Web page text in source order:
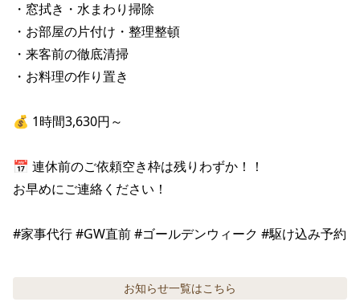
・窓拭き・水まわり掃除
・お部屋の片付け・整理整頓
・来客前の徹底清掃
・お料理の作り置き
💰 1時間3,630円～
📅 連休前のご依頼空き枠は残りわずか！！
お早めにご連絡ください！
#家事代行 #GW直前 #ゴールデンウィーク #駆け込み予約
お知らせ一覧はこちら